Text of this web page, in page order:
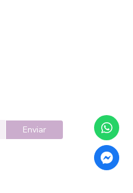
Enviar